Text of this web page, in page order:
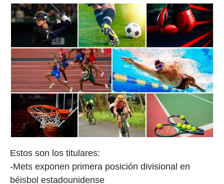
Estos son los titulares:
-Mets exponen primera posición divisional en
béisbol estadounidense